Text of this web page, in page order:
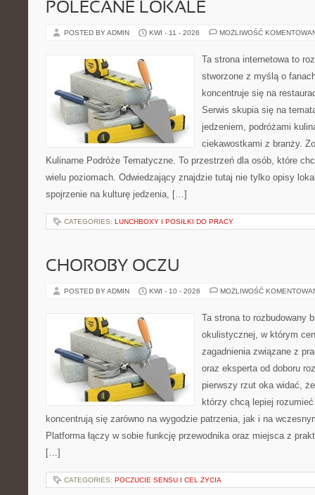
POLECANE LOKALE
POSTED BY ADMIN KWI - 11 - 2026 MOŻLIWOŚĆ
Ta strona internetowa to
stworzone z myślą o
koncentruje się na
Serwis skupia się na
jedzeniem, podróżami
ciekawostkami z branży.
Kulinarne Podróże Tematyczne. To przestrzeń dla osób, które
wielu poziomach. Odwiedzający znajdzie tutaj nie tylko opisy
spojrzenie na kulturę jedzenia, […]
CATEGORIES: LUNCHBOXY I POSIŁKI DO PRACY
CHOROBY OCZU
POSTED BY ADMIN KWI - 10 - 2026 MOŻLIWOŚĆ
Ta strona to rozbudowany
okulistycznej, w którym
zagadnienia związane z
oraz eksperta od doboru
pierwszy rzut oka widać,
którzy chcą lepiej
koncentrują się zarówno na wygodzie patrzenia, jak i na
Platforma łączy w sobie funkcję przewodnika oraz miejsca z
[…]
CATEGORIES: POCZUCIE SENSU I CEL ŻYCIA